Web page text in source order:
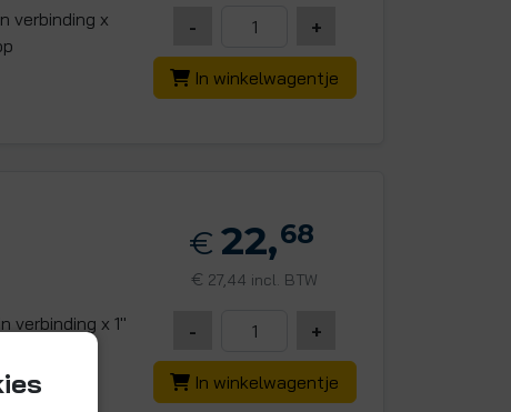
verbinding x
- +
In winkelwagentje
verbinding x 1"
€ 22,68
€ 27,44 incl. BTW
- +
In winkelwagentje